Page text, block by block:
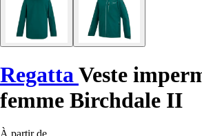
Regatta Veste
femme Birchdale II